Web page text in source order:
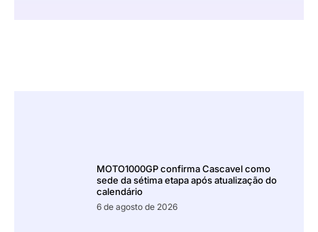
MOTO1000GP confirma Cascavel como
sede da sétima etapa após atualização do
calendário
6 de agosto de 2026